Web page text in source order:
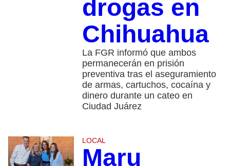
drogas en
Chihuahua
La FGR informó que ambos
permanecerán en prisión
preventiva tras el aseguramiento
de armas, cartuchos, cocaína y
dinero durante un cateo en
Ciudad Juárez
LOCAL
Maru